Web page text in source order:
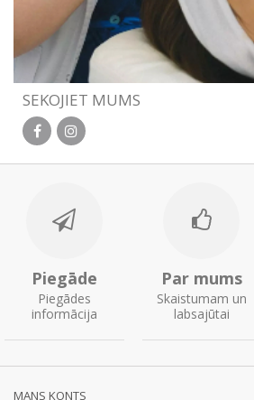
SEKOJIET MUMS
Piegāde
Piegādes
informācija
Par mums
Skaistumam un
labsajūtai
MANS KONTS